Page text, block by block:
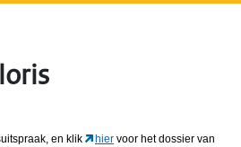
en klik hier voor het dossier van